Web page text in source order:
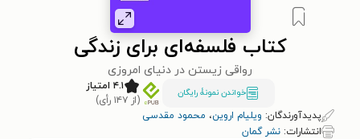
کتاب فلسفه‌ای برای زندگی
رواقی زیستن در دنیای امروزی
خواندن نمونۀ رایگان
۴.۱ امتیاز
(از ۱۴۷ رأی)
پدیدآورندگان: ویلیام اروین، محمود مقدسی
انتشارات: نشر گمان